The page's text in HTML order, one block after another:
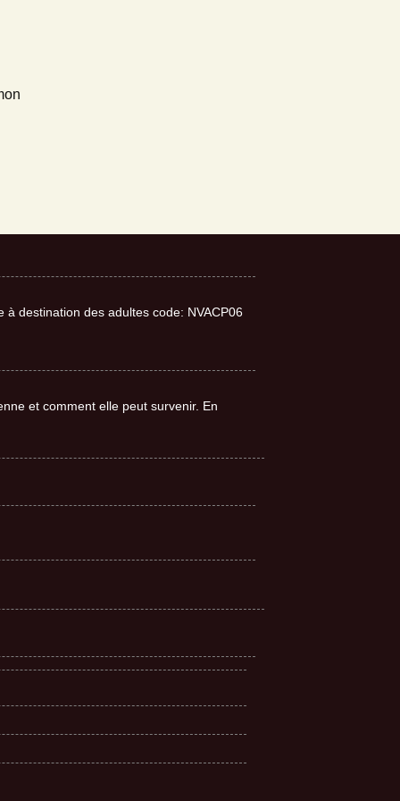
à destination des adultes code: NVACP06
et comment elle peut survenir. En